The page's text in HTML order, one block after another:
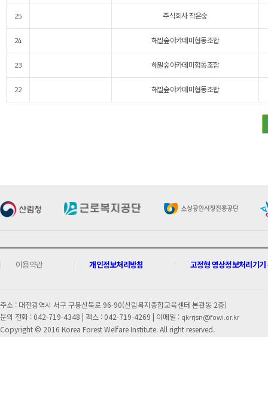
25 주식회사 작은숲
24 해밀숲아카데미협동조합
23 해밀숲아카데미협동조합
22 해밀숲아카데미협동조합
이용약관 개인정보처리방침 고정형 영상정보처리기기
주소 : 대전광역시 서구 구봉산북로 96-90(산림복지종합교육센터 본관동 2층)
문의 전화 : 042-719-4348 | 팩스 : 042-719-4269 | 이메일 : qkrrjsn@fowi.or.kr
Copyright © 2016 Korea Forest Welfare Institute. All right reserved.